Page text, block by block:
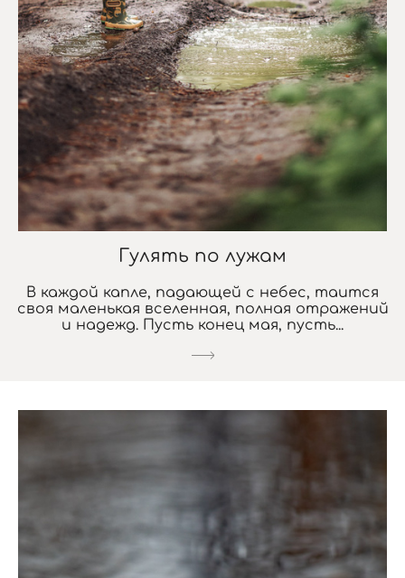
Гулять по лужам
В каждой капле, падающей с небес, таится
своя маленькая вселенная, полная отражений
и надежд. Пусть конец мая, пусть...